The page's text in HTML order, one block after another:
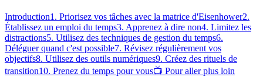
Introduction1. Priorisez vos tâches avec la matrice d'Eisenhower2.
Établissez un emploi du temps3. Apprenez à dire non4. Limitez les
distractions5. Utilisez des techniques de gestion du temps6.
Déléguer quand c'est possible7. Révisez régulièrement vos
objectifs8. Utilisez des outils numériques9. Créez des rituels de
transition10. Prenez du temps pour vous📺 Pour aller plus loin